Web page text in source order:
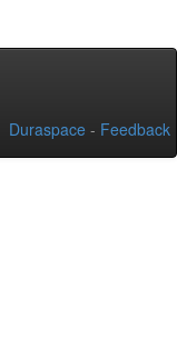
Duraspace - Feedback